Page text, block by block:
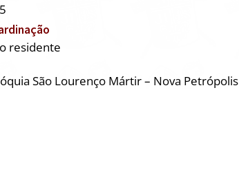
residente
São Lourenço Mártir – Nova Petrópolis